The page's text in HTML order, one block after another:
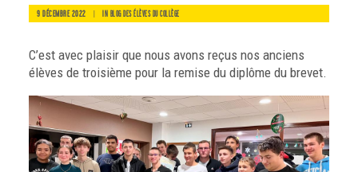
9 DÉCEMBRE 2022 | IN BLOG DES ÉLÈVES DU COLLÈGE
C’est avec plaisir que nous avons reçus nos anciens
élèves de troisième pour la remise du diplôme du brevet.